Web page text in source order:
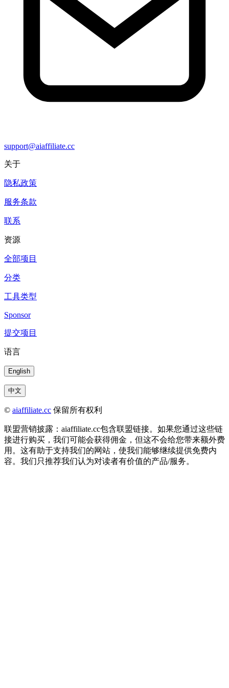
support@aiaffiliate.cc
关于
隐私政策
服务条款
联系
资源
全部项目
分类
工具类型
Sponsor
提交项目
语言
English
中文
© aiaffiliate.cc 保留所有权利
联盟营销披露：aiaffiliate.cc包含联盟链接。如果您通过这些链
接进行购买，我们可能会获得佣金，但这不会给您带来额外费
用。这有助于支持我们的网站，使我们能够继续提供免费内
容。我们只推荐我们认为对读者有价值的产品/服务。